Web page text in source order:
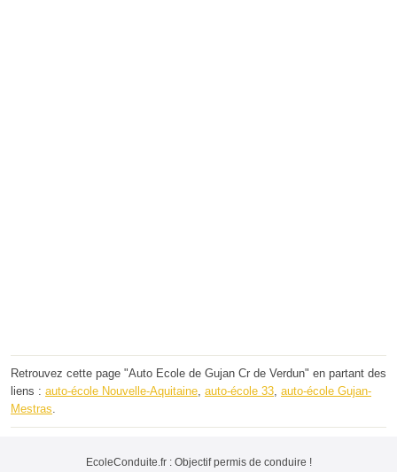
Retrouvez cette page "Auto Ecole de Gujan Cr de Verdun" en partant des
liens : auto-école Nouvelle-Aquitaine, auto-école 33, auto-école Gujan-
Mestras.
EcoleConduite.fr : Objectif permis de conduire !